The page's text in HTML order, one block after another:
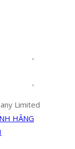
Limited
HÃNG